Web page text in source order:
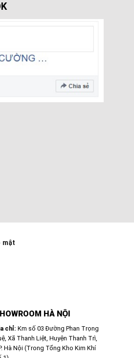
mật
HÀ NỘI
chỉ: Km số 03 Đường Phan Trọng
Xã Thanh Liệt, Huyện Thanh Trì,
Hà Nội (Trong Tổng Kho Kim Khí